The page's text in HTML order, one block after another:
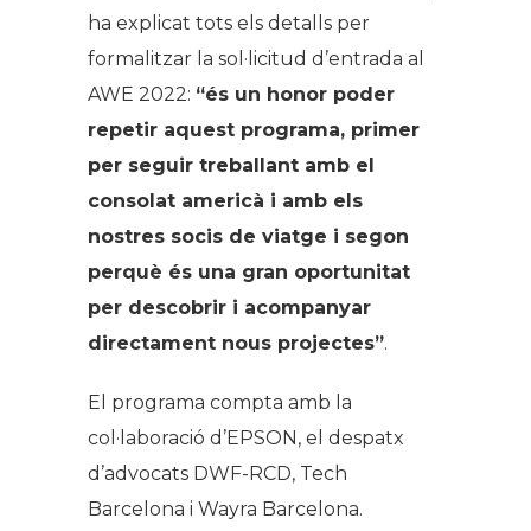
ha explicat tots els detalls per
formalitzar la sol·licitud d’entrada al
AWE 2022: “és un honor poder
repetir aquest programa, primer
per seguir treballant amb el
consolat americà i amb els
nostres socis de viatge i segon
perquè és una gran oportunitat
per descobrir i acompanyar
directament nous projectes”.
El programa compta amb la
col·laboració d’EPSON, el despatx
d’advocats DWF-RCD, Tech
Barcelona i Wayra Barcelona.